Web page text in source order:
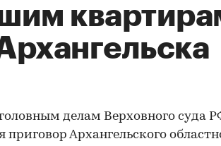
делам Верховного суда
приговор Архангельского